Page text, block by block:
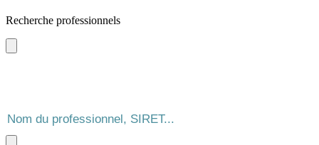
Recherche professionnels